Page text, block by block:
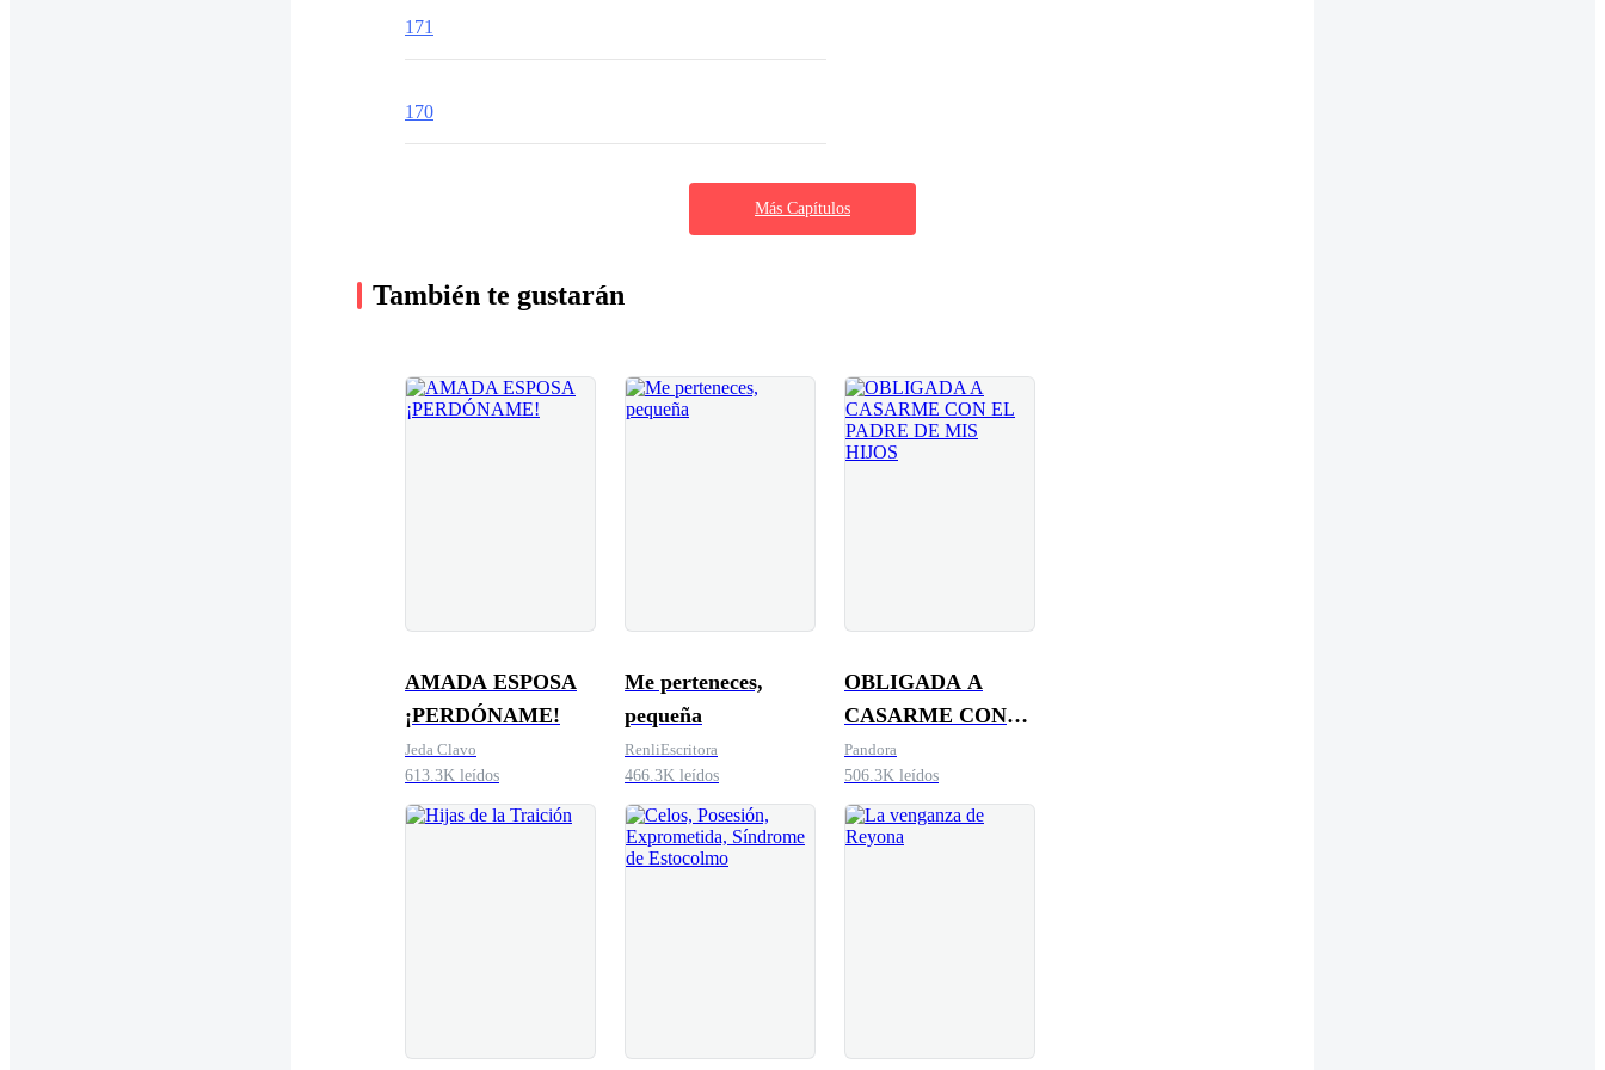
171
170
Más Capítulos
También te gustarán
AMADA ESPOSA
¡PERDÓNAME!
Jeda Clavo
613.3K leídos
Me perteneces,
pequeña
RenliEscritora
466.3K leídos
OBLIGADA A
CASARME CON
EL PADRE DE MIS
HIJOS
Pandora
506.3K leídos